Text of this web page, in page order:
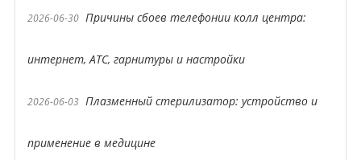
2026-06-30 Причины сбоев телефонии колл центра:
интернет, АТС, гарнитуры и настройки
2026-06-03 Плазменный стерилизатор: устройство и
применение в медицине